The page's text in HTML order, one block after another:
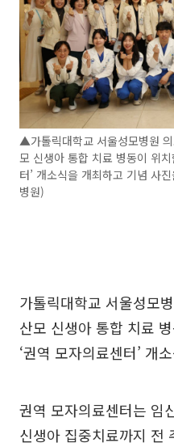
▲가톨릭대학교 서울성모병원
모 신생아 통합 치료 병동이 위
터’ 개소식을 개최하고 기념 사
병원)
가톨릭대학교 서울성모
산모 신생아 통합 치료
‘권역 모자의료센터’ 개
권역 모자의료센터는 임
신생아 집중치료까지 전